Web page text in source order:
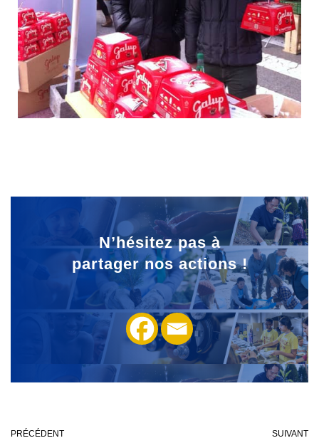
N’hésitez pas à
partagernos actions !
PRÉCÉDENT SUIVANT